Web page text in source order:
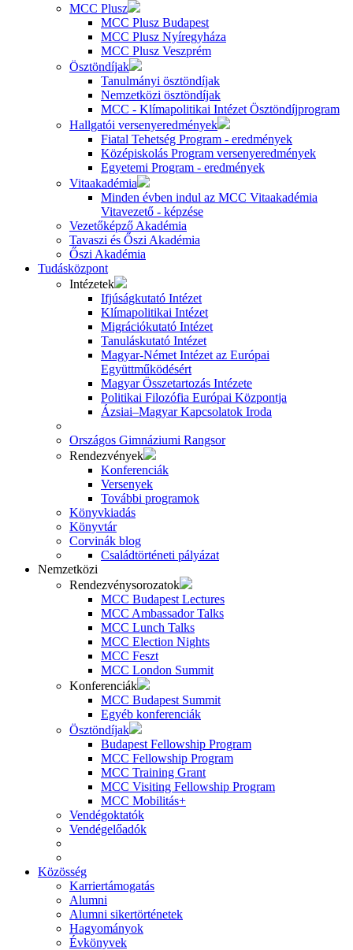
MCC Plusz
MCC Plusz Budapest
MCC Plusz Nyíregyháza
MCC Plusz Veszprém
Ösztöndíjak
Tanulmányi ösztöndíjak
Nemzetközi ösztöndíjak
MCC - Klímapolitikai Intézet Ösztöndíjprogram
Hallgatói versenyeredmények
Fiatal Tehetség Program - eredmények
Középiskolás Program versenyeredmények
Egyetemi Program - eredmények
Vitaakadémia
Minden évben indul az MCC Vitaakadémia
Vitavezető - képzése
Vezetőképző Akadémia
Tavaszi és Őszi Akadémia
Őszi Akadémia
Tudásközpont
Intézetek
Ifjúságkutató Intézet
Klímapolitikai Intézet
Migrációkutató Intézet
Tanuláskutató Intézet
Magyar-Német Intézet az Európai
Együttműködésért
Magyar Összetartozás Intézete
Politikai Filozófia Európai Központja
Ázsiai–Magyar Kapcsolatok Iroda
Országos Gimnáziumi Rangsor
Rendezvények
Konferenciák
Versenyek
További programok
Könyvkiadás
Könyvtár
Corvinák blog
Családtörténeti pályázat
Nemzetközi
Rendezvénysorozatok
MCC Budapest Lectures
MCC Ambassador Talks
MCC Lunch Talks
MCC Election Nights
MCC Feszt
MCC London Summit
Konferenciák
MCC Budapest Summit
Egyéb konferenciák
Ösztöndíjak
Budapest Fellowship Program
MCC Fellowship Program
MCC Training Grant
MCC Visiting Fellowship Program
MCC Mobilitás+
Vendégoktatók
Vendégelőadók
Közösség
Karriertámogatás
Alumni
Alumni sikertörténetek
Hagyományok
Évkönyvek